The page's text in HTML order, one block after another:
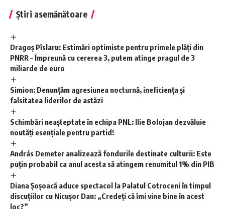
Știri asemănătoare
Dragoș Pîslaru: Estimări optimiste pentru primele plăți din
PNRR – Împreună cu cererea 3, putem atinge pragul de 3
miliarde de euro
Simion: Denunțăm agresiunea nocturnă, ineficiența și
falsitatea liderilor de astăzi
Schimbări neașteptate în echipa PNL: Ilie Bolojan dezvăluie
noutăți esențiale pentru partid!
András Demeter analizează fondurile destinate culturii: Este
puțin probabil ca anul acesta să atingem renumitul 1% din PIB
Diana Șoșoacă aduce spectacol la Palatul Cotroceni în timpul
discuțiilor cu Nicușor Dan: „Credeți că îmi vine bine în acest
loc?”